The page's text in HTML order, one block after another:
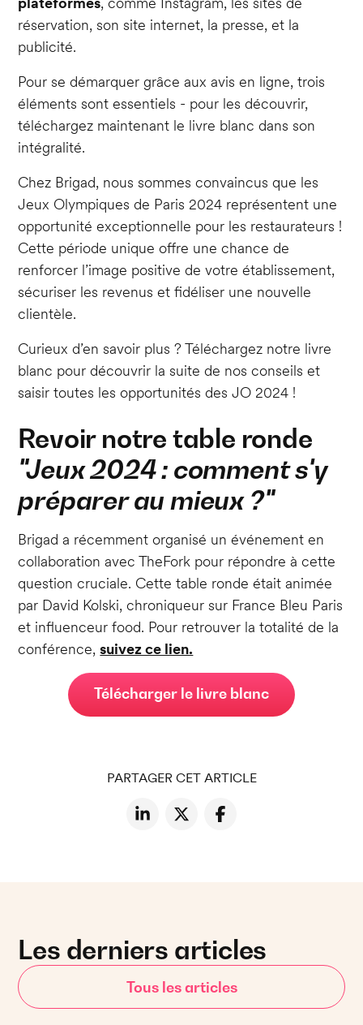
réservation, son site internet, la presse, et la
publicité.
Pour se démarquer grâce aux avis en ligne, trois
éléments sont essentiels - pour les découvrir,
téléchargez maintenant le livre blanc dans son
intégralité.
Chez Brigad, nous sommes convaincus que les
Jeux Olympiques de Paris 2024 représentent une
opportunité exceptionnelle pour les restaurateurs !
Cette période unique offre une chance de
renforcer l’image positive de votre établissement,
sécuriser les revenus et fidéliser une nouvelle
clientèle.
Curieux d’en savoir plus ? Téléchargez notre livre
blanc pour découvrir la suite de nos conseils et
saisir toutes les opportunités des JO 2024 !
Revoir notre table ronde
"Jeux 2024 : comment s'y
préparer au mieux ?"
Brigad a récemment organisé un événement en
collaboration avec TheFork pour répondre à cette
question cruciale. Cette table ronde était animée
par David Kolski, chroniqueur sur France Bleu Paris
et influenceur food. Pour retrouver la totalité de la
conférence,suivez ce lien.
Télécharger le livre blanc
PARTAGER CET ARTICLE
Les derniers articles
Tous les articles